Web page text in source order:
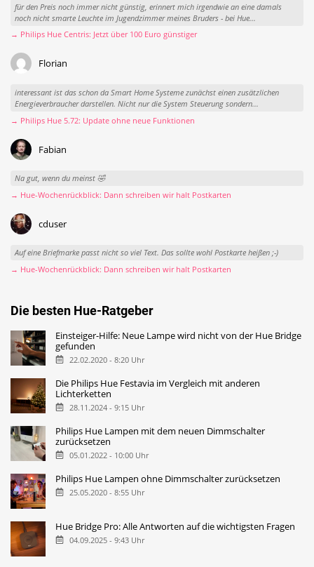
für den Preis noch immer nicht günstig, erinnert mich irgendwie an eine damals
noch nicht smarte Leuchte im Jugendzimmer meines Bruders - bei Hue...
→ Philips Hue Centris: Jetzt über 100 Euro günstiger
Florian
interessant ist das schon da Smart Home Systeme zunächst einen zusätzlichen
Energieverbraucher darstellen. Nicht nur die System Steuerung sondern...
→ Philips Hue 5.72: Update ohne neue Funktionen
Fabian
Na gut, wenn du meinst 🤣
→ Hue-Wochenrückblick: Dann schreiben wir halt Postkarten
cduser
Auf eine Briefmarke passt nicht so viel Text. Das sollte wohl Postkarte heißen ;-)
→ Hue-Wochenrückblick: Dann schreiben wir halt Postkarten
Die besten Hue-Ratgeber
Einsteiger-Hilfe: Neue Lampe wird nicht von der Hue Bridge
gefunden
22.02.2020 - 8:20 Uhr
Die Philips Hue Festavia im Vergleich mit anderen
Lichterketten
28.11.2024 - 9:15 Uhr
Philips Hue Lampen mit dem neuen Dimmschalter
zurücksetzen
05.01.2022 - 10:00 Uhr
Philips Hue Lampen ohne Dimmschalter zurücksetzen
25.05.2020 - 8:55 Uhr
Hue Bridge Pro: Alle Antworten auf die wichtigsten Fragen
04.09.2025 - 9:43 Uhr